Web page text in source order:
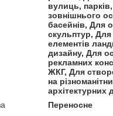
вулиць,
зовнішнього
басейнів, Для
скульптур, Для
елементів
дизайну, Для
рекламних
ЖКГ, Для
на
архітектурних
Переносне